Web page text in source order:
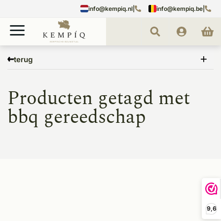
9,6
info@kempiq.nl info@kempiq.be
terug
bbq gereedschap
Producten getagd met
bbq gereedschap